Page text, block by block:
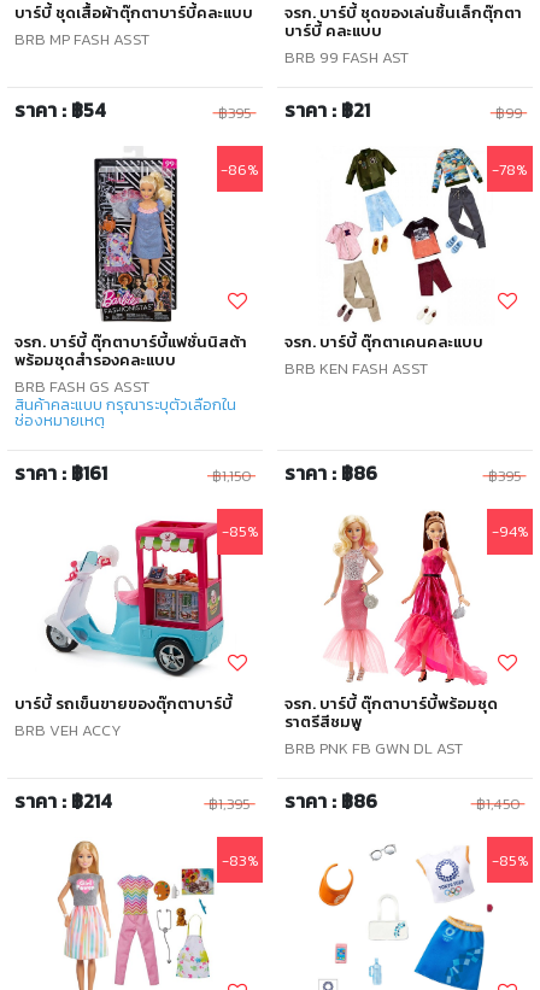
บาร์บี้ ชุดเสื้อผ้าตุ๊กตาบาร์บี้คละแบบ
BRB MP FASH ASST
ราคา : ฿54 ฿395
จรก. บาร์บี้ ชุดของเล่นชิ้นเล็กตุ๊กตา
บาร์บี้ คละแบบ
BRB 99 FASH AST
ราคา : ฿21 ฿99
-86%
จรก. บาร์บี้ ตุ๊กตาบาร์บี้แฟชั่นนิสต้า
พร้อมชุดสำรองคละแบบ
BRB FASH GS ASST
สินค้าคละแบบ กรุณาระบุตัวเลือกใน
ช่องหมายเหตุ
ราคา : ฿161 ฿1,150
-78%
จรก. บาร์บี้ ตุ๊กตาเคนคละแบบ
BRB KEN FASH ASST
ราคา : ฿86 ฿395
-85%
บาร์บี้ รถเข็นขายของตุ๊กตาบาร์บี้
BRB VEH ACCY
ราคา : ฿214 ฿1,395
-94%
จรก. บาร์บี้ ตุ๊กตาบาร์บี้พร้อมชุด
ราตรีสีชมพู
BRB PNK FB GWN DL AST
ราคา : ฿86 ฿1,450
-83% -85%